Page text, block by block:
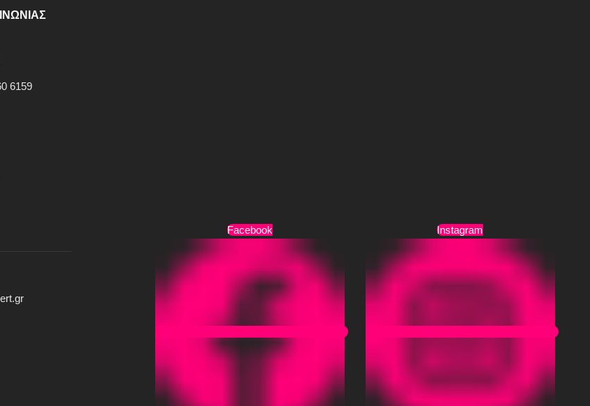
6159
Facebook Instagram